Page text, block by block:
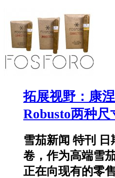
拓展视野：康
Robusto两种
雪茄新闻 特刊 日
卷，作为高端雪
正在向现有的零